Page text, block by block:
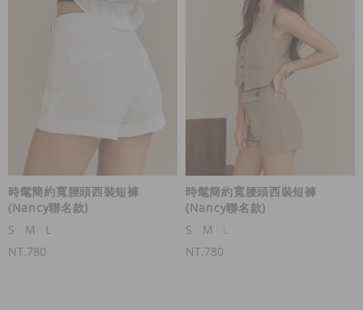
時髦簡約寬腰頭西裝短褲
(Nancy聯名款)
S
M
L
NT.780
時髦簡約寬腰頭西裝短褲
(Nancy聯名款)
S
M
NT.780